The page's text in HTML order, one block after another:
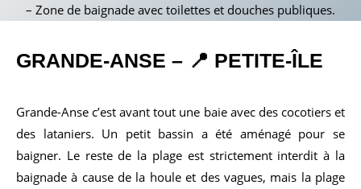
– Zone de baignade avec toilettes et douches publiques.
GRANDE-ANSE – 📍 PETITE-ÎLE
Grande-Anse c’est avant tout une baie avec des cocotiers et
des lataniers. Un petit bassin a été aménagé pour se
baigner. Le reste de la plage est strictement interdit à la
baignade à cause de la houle et des vagues, mais la plage